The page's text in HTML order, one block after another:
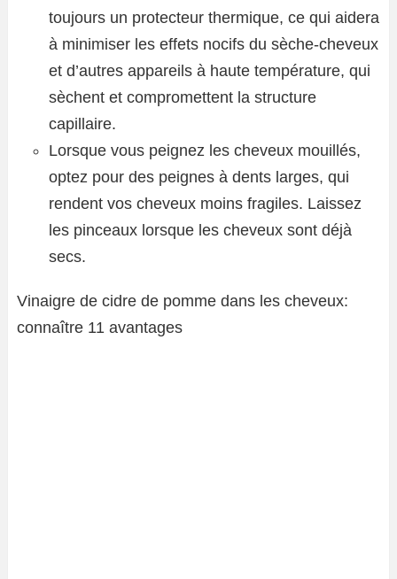
toujours un protecteur thermique, ce qui aidera
à minimiser les effets nocifs du sèche-cheveux
et d’autres appareils à haute température, qui
sèchent et compromettent la structure
capillaire.
Lorsque vous peignez les cheveux mouillés,
optez pour des peignes à dents larges, qui
rendent vos cheveux moins fragiles. Laissez
les pinceaux lorsque les cheveux sont déjà
secs.
Vinaigre de cidre de pomme dans les cheveux:
connaître 11 avantages